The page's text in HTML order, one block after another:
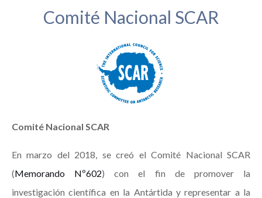
Comité Nacional SCAR
Comité Nacional SCAR
En marzo del 2018, se creó el Comité Nacional SCAR
(Memorando Nº602) con el fin de promover la
investigación científica en la Antártida y representar a la